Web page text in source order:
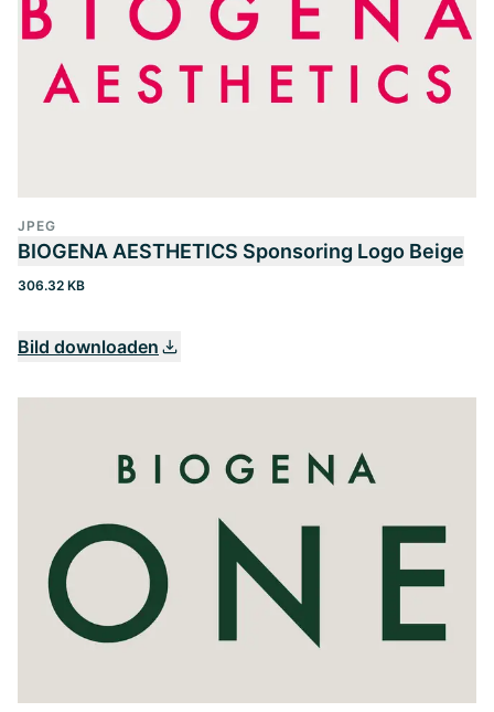
JPEG
BIOGENA AESTHETICS Sponsoring Logo Beige
306.32 KB
Bild downloaden